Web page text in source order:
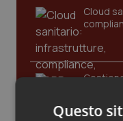
Lombardia
Marche
Molise
Piemonte
Dolore
Donna & Salute
Epatiti
HIV
Cloud
Questo